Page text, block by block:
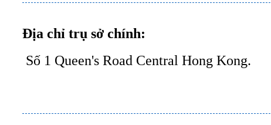
Địa chỉ trụ sở chính:
Số 1 Queen's Road Central Hong Kong.